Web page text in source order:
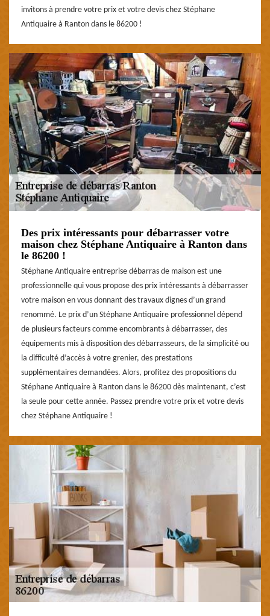
invitons à prendre votre prix et votre devis chez Stéphane
Antiquaire à Ranton dans le 86200 !
Des prix intéressants pour débarrasser votre
maison chez Stéphane Antiquaire à Ranton dans
le 86200 !
Stéphane Antiquaire entreprise débarras de maison est une
professionnelle qui vous propose des prix intéressants à débarrasser
votre maison en vous donnant des travaux dignes d’un grand
renommé. Le prix d’un Stéphane Antiquaire professionnel dépend
de plusieurs facteurs comme encombrants à débarrasser, des
équipements mis à disposition des débarrasseurs, de la simplicité ou
la difficulté d’accès à votre grenier, des prestations
supplémentaires demandées. Alors, profitez des propositions du
Stéphane Antiquaire à Ranton dans le 86200 dès maintenant, c’est
la seule pour cette année. Passez prendre votre prix et votre devis
chez Stéphane Antiquaire !